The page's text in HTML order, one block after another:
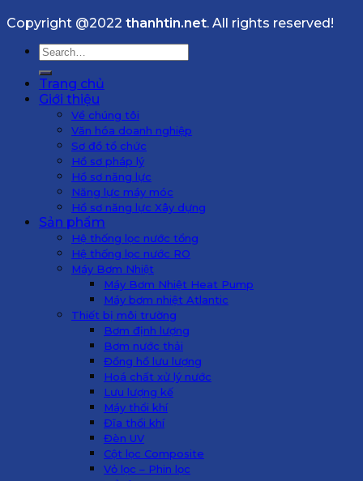
Copyright @2022 thanhtin.net. All rights reserved!
Search
for:
Trang chủ
Giới thiệu
Về chúng tôi
Văn hóa doanh nghiệp
Sơ đồ tổ chức
Hồ sơ pháp lý
Hồ sơ năng lực
Năng lực máy móc
Hồ sơ năng lực Xây dựng
Sản phẩm
Hệ thống lọc nước tổng
Hệ thống lọc nước RO
Máy Bơm Nhiệt
Máy Bơm Nhiệt Heat Pump
Máy bơm nhiệt Atlantic
Thiết bị môi trường
Bơm định lượng
Bơm nước thải
Đồng hồ lưu lượng
Hoá chất xử lý nước
Lưu lượng kế
Máy thổi khí
Đĩa thổi khí
Đèn UV
Cột lọc Composite
Vỏ lọc – Phin lọc